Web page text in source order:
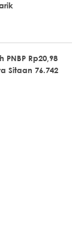
PNBP Rp20,98
Sitaan 76.742